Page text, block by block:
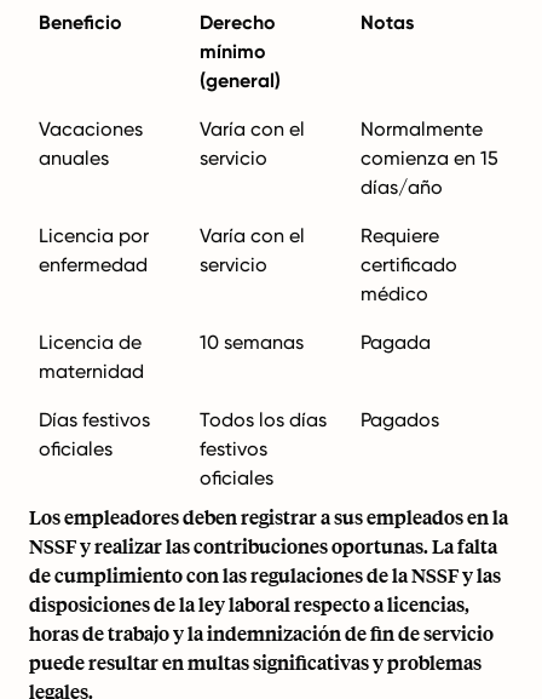
Beneficio
Derecho
mínimo
(general)
Notas
Vacaciones
anuales
Varía con el
servicio
Normalmente
comienza en 15
días/año
Licencia por
enfermedad
Varía con el
servicio
Requiere
certificado
médico
Licencia de
maternidad
10 semanas Pagada
Días festivos
oficiales
Todos los días
festivos
oficiales
Pagados
Los empleadores deben registrar a sus empleados en la
NSSF y realizar las contribuciones oportunas. La falta
de cumplimiento con las regulaciones de la NSSF y las
disposiciones de la ley laboral respecto a licencias,
horas de trabajo y la indemnización de fin de servicio
puede resultar en multas significativas y problemas
legales.